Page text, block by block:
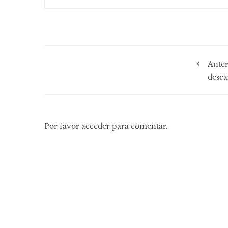
Por favor acceder para comentar.